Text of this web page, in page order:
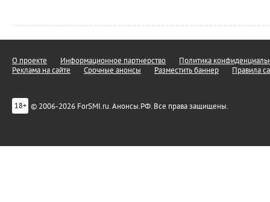
О проекте Информационное партнерство
Политика
Реклама на сайте
Срочные анонсы Разместить баннер Правила
18+ © 2006-2026 ForSMI.ru. Анонсы.РФ. Все права защищены.